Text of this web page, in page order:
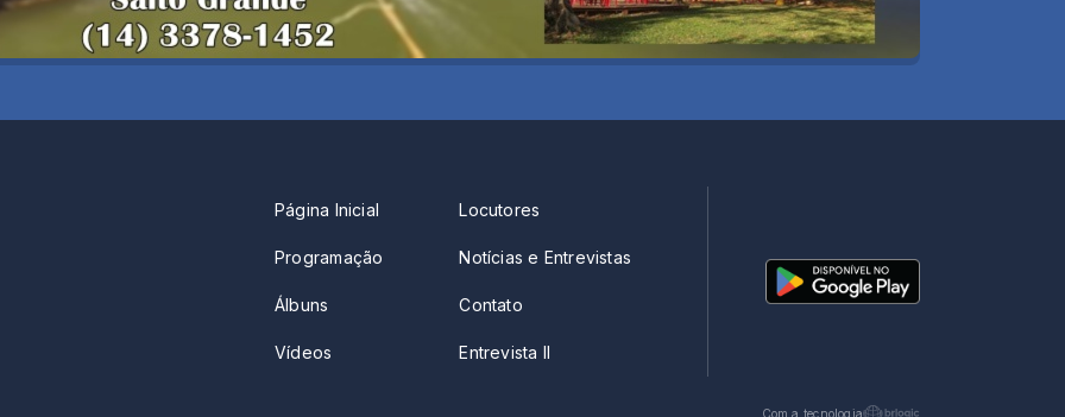
Página Inicial
Programação
Álbuns
Vídeos
Locutores
Notícias e Entrevistas
Contato
Entrevista II
Com a tecnologia